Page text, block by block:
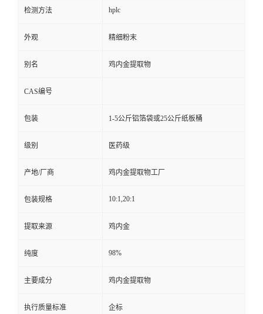
检测方法 hplc
外观 精细粉末
别名 鸡内金提取物
CAS编号
包装 1-5公斤铝箔袋或25公斤纸板桶
级别 医药级
产地/厂商 鸡内金提取物工厂
包装规格 10:1,20:1
提取来源 鸡内金
纯度 98%
主要成分 鸡内金提取物
执行质量标准 企标